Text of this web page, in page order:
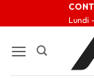
Lundi